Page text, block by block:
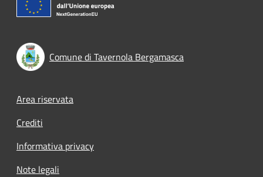
Comune di Tavernola Bergamasca
Footer menu
Area riservata
Crediti
Informativa privacy
Note legali